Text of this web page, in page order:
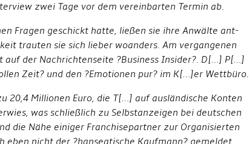
zwei Tage vor dem vereinbarten Termin ab.
Fragen geschickt hatte, ließen sie ihre Anwälte ant-
trauten sie sich lieber woanders. Am vergangenen
auf der Nachrichtenseite ?Business Insider?. D[…] P[…]
Zeit? und den ?Emotionen pur? im K[…]er Wettbüro.
20,4 Millionen Euro, die T[…] auf ausländische Konten
was schließlich zu Selbstanzeigen bei deutschen
die Nähe einiger Franchisepartner zur Organisierten
eben nicht der ?hanseatische Kaufmann? gemeldet,